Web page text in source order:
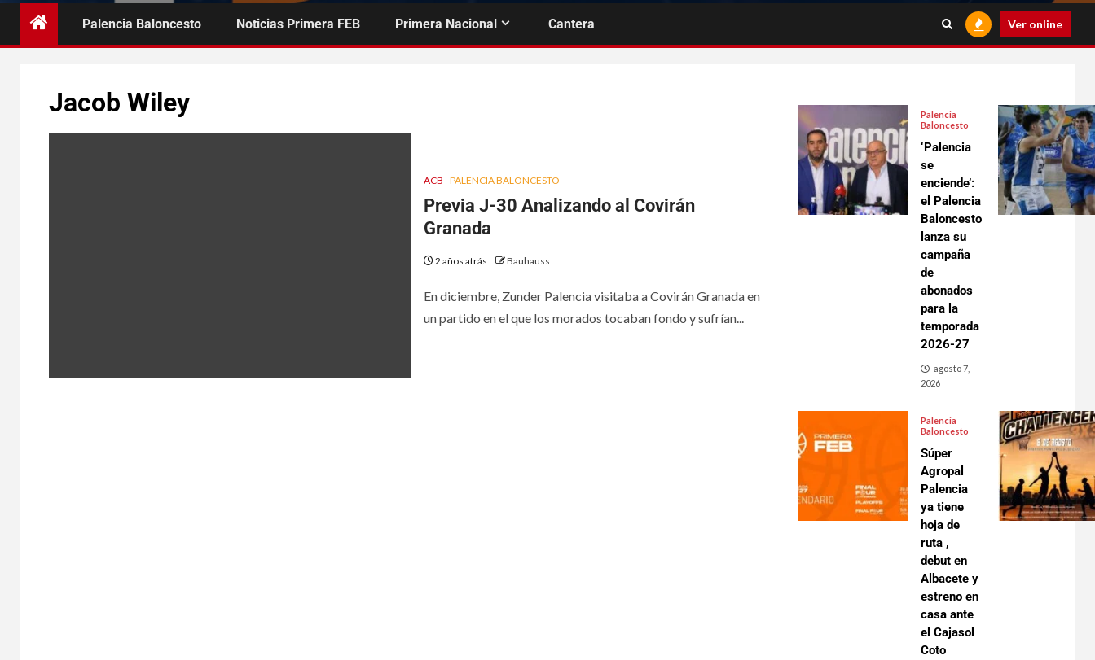
Palencia Baloncesto Noticias Primera FEB Primera Nacional Cantera Ver online
Jacob Wiley
ACB PALENCIA BALONCESTO
Previa J-30 Analizando al Covirán
Granada
2 años atrás Bauhauss
En diciembre, Zunder Palencia visitaba a Covirán Granada en
un partido en el que los morados tocaban fondo y sufrían...
Palencia
Baloncesto
‘Palencia
se
enciende’:
el Palencia
Baloncesto
lanza su
campaña
de
abonados
para la
temporada
2026-27
agosto 7,
2026
Palencia
Baloncesto
Súper
Agropal
Palencia
ya tiene
hoja de
ruta ,
debut en
Albacete y
estreno en
casa ante
el Cajasol
Coto